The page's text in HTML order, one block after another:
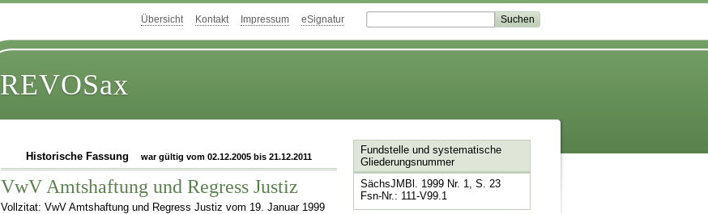
Übersicht Kontakt Impressum eSignatur
REVOSax
Historische Fassung war gültig vom 02.12.2005 bis 21.12.2011
VwV Amtshaftung und Regress Justiz
Vollzitat: VwV Amtshaftung und Regress Justiz vom 19. Januar 1999
Fundstelle und systematische
Gliederungsnummer
SächsJMBl. 1999 Nr. 1, S. 23
Fsn-Nr.: 111-V99.1